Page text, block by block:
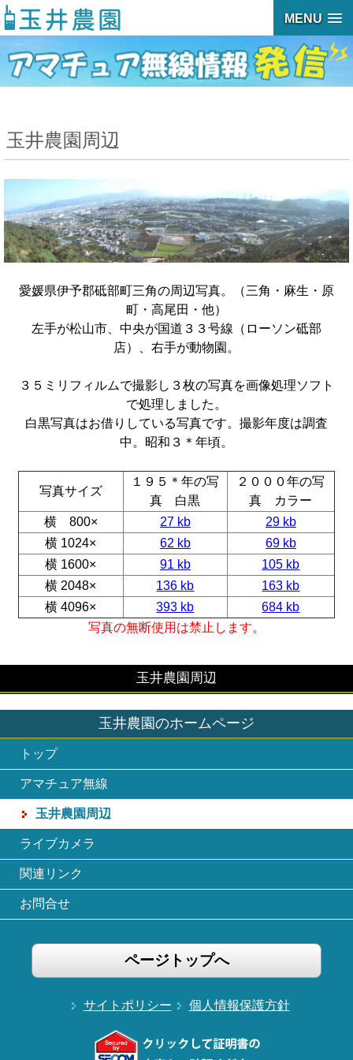
MENU
玉井農園周辺
愛媛県伊予郡砥部町三角の周辺写真。（三角・麻生・原
町・高尾田・他）
左手が松山市、中央が国道３３号線（ローソン砥部
店）、右手が動物園。
３５ミリフィルムで撮影し３枚の写真を画像処理ソフト
で処理しました。
白黒写真はお借りしている写真です。撮影年度は調査
中。昭和３＊年頃。
写真サイズ
１９５＊年の写
真 白黒
２０００年の写
真 カラー
横 800×
27 kb
29 kb
横 1024×
62 kb
69 kb
横 1600×
91 kb
105 kb
横 2048×
136 kb
163 kb
横 4096×
393 kb
684 kb
写真の無断使用は禁止します。
玉井農園周辺
玉井農園のホームページ
トップ
アマチュア無線
玉井農園周辺
ライブカメラ
関連リンク
お問合せ
ページトップへ
サイトポリシー 個人情報保護方針